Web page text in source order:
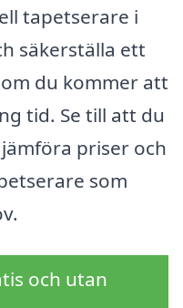
tapetserare i
säkerställa ett
du kommer att
tid. Se till att du
priser och
som
och utan